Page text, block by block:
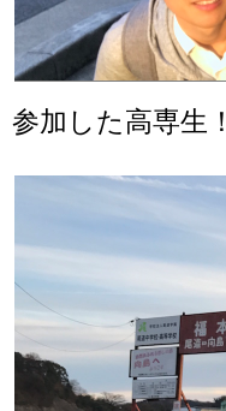
参加した高専生！